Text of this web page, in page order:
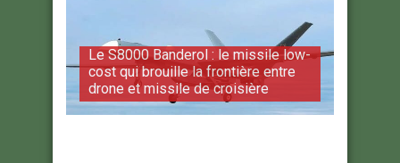
Le S8000 Banderol : le missile low-
cost qui brouille la frontière entre
drone et missile de croisière